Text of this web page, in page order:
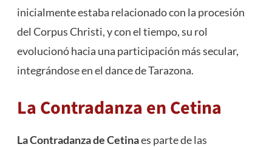
inicialmente estaba relacionado con la procesión
del Corpus Christi, y con el tiempo, su rol
evolucionó hacia una participación más secular,
integrándose en el dance de Tarazona​​.
La Contradanza en Cetina
La Contradanza de Cetinaes parte de las